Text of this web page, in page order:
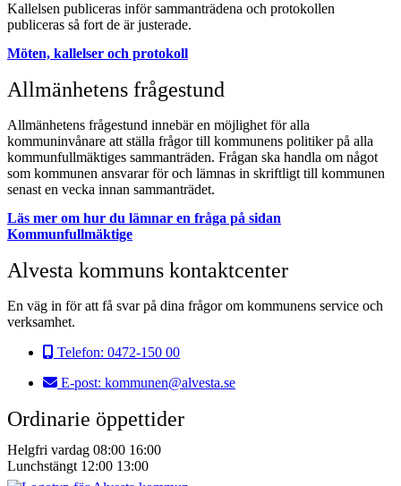
Kallelsen publiceras inför sammanträdena och protokollen
publiceras så fort de är justerade.
Möten, kallelser och protokoll
Allmänhetens frågestund
Allmänhetens frågestund innebär en möjlighet för alla
kommuninvånare att ställa frågor till kommunens politiker på alla
kommunfullmäktiges sammanträden. Frågan ska handla om något
som kommunen ansvarar för och lämnas in skriftligt till kommunen
senast en vecka innan sammanträdet.
Läs mer om hur du lämnar en fråga på sidan
Kommunfullmäktige
Alvesta kommuns kontaktcenter
En väg in för att få svar på dina frågor om kommunens service och
verksamhet.
Telefon: 0472-150 00
E-post: kommunen@alvesta.se
Ordinarie öppettider
Helgfri vardag 08:00 16:00
Lunchstängt 12:00 13:00